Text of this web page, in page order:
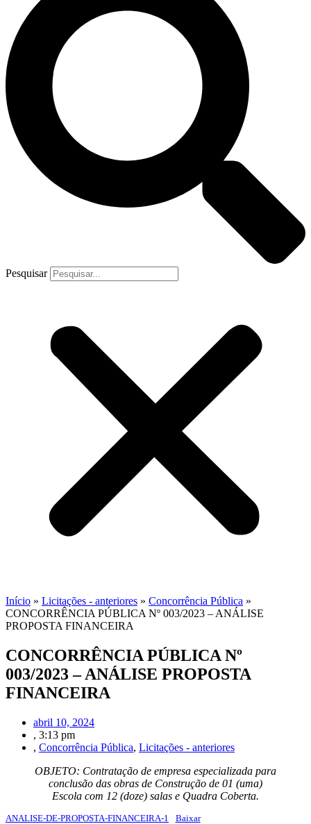
Pesquisar
Início » Licitações - anteriores » Concorrência Pública »
CONCORRÊNCIA PÚBLICA Nº 003/2023 – ANÁLISE
PROPOSTA FINANCEIRA
CONCORRÊNCIA PÚBLICA Nº
003/2023 – ANÁLISE PROPOSTA
FINANCEIRA
abril 10, 2024
, 3:13 pm
, Concorrência Pública, Licitações - anteriores
OBJETO: Contratação de empresa especializada para
conclusão das obras de Construção de 01 (uma)
Escola com 12 (doze) salas e Quadra Coberta.
ANALISE-DE-PROPOSTA-FINANCEIRA-1 Baixar